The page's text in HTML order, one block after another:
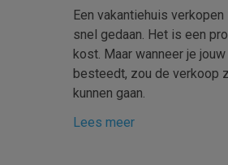
Een vakantiehuis
snel gedaan. Het is een
kost. Maar wanneer je jouw
besteedt, zou de verkoop
kunnen gaan.
Lees meer